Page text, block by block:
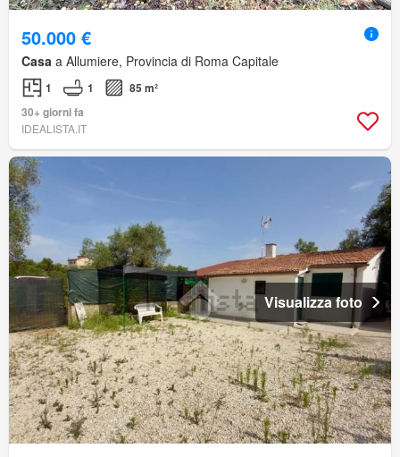
50.000 €
Casa a Allumiere, Provincia di Roma Capitale
1 1
85 m²
30+ giorni fa
IDEALISTA.IT
Visualizza foto